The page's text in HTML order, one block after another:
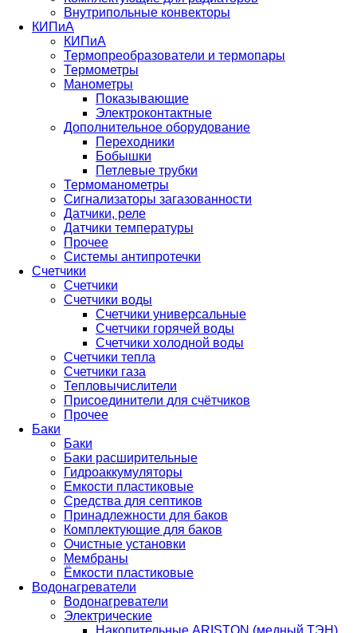
Внутрипольные конвекторы
КИПиА
КИПиА
Термопреобразователи и термопары
Термометры
Манометры
Показывающие
Электроконтактные
Дополнительное оборудование
Переходники
Бобышки
Петлевые трубки
Термоманометры
Сигнализаторы загазованности
Датчики, реле
Датчики температуры
Прочее
Системы антипротечки
Счетчики
Счетчики
Счетчики воды
Счетчики универсальные
Счетчики горячей воды
Счетчики холодной воды
Счетчики тепла
Счетчики газа
Тепловычислители
Присоединители для счётчиков
Прочее
Баки
Баки
Баки расширительные
Гидроаккумуляторы
Емкости пластиковые
Средства для септиков
Принадлежности для баков
Комплектующие для баков
Очистные установки
Мембраны
Ёмкости пластиковые
Водонагреватели
Водонагреватели
Электрические